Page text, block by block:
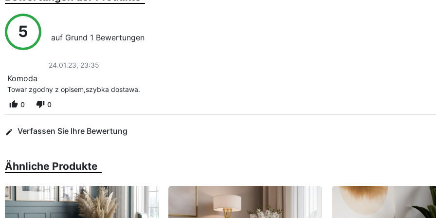
5 auf Grund 1 Bewertungen
24.01.23, 23:35
Komoda
Towar zgodny z opisem,szybka dostawa.
0
0
edit Verfassen Sie Ihre Bewertung
Ähnliche Produkte